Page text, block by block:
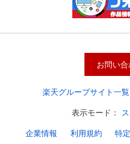
会員情報変更
基
ジ
決済方法変更 決
お問い
楽天グループサイト一覧
表示モード：
企業情報 利用規約 特